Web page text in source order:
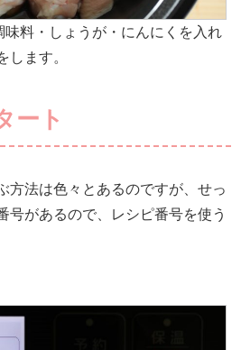
料・しょうが・にんにくを入れ
します。
ート
方法は色々とあるのですが、せっ
号があるので、レシピ番号を使う